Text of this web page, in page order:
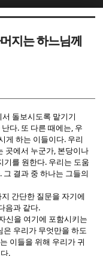
지는 하느님께
돌보시도록 맡기기
난다. 또 다른 때에는, 우
게 하는 이들이다. 우리
곳에서 누군가, 본당이나
기를 원한다. 우리는 도움
. 그 결과 중 하나는 그들의
지 간단한 질문을 자기에
음과 같다.
신을 여기에 포함시키는
은 우리가 무엇만을 하도
이들을 위해 우리가 귀
.
5
5
5
5